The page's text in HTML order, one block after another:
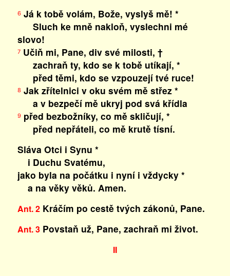
6Já k tobě volám, Bože, vyslyš mě! *
Sluch ke mně nakloň, vyslechni mé
slovo!
7Učiň mi, Pane, div své milosti, †
zachraň ty, kdo se k tobě utíkají, *
před těmi, kdo se vzpouzejí tvé ruce!
8 Jak zřítelnici v oku svém mě střez *
a v bezpečí mě ukryj pod svá křídla
9před bezbožníky, co mě skličují, *
před nepřáteli, co mě krutě tísní.
Sláva Otci i Synu *
i Duchu Svatému,
jako byla na počátku i nyní i vždycky *
a na věky věků. Amen.
Ant. 2Kráčím po cestě tvých zákonů, Pane.
Ant. 3Povstaň už, Pane, zachraň mi život.
II